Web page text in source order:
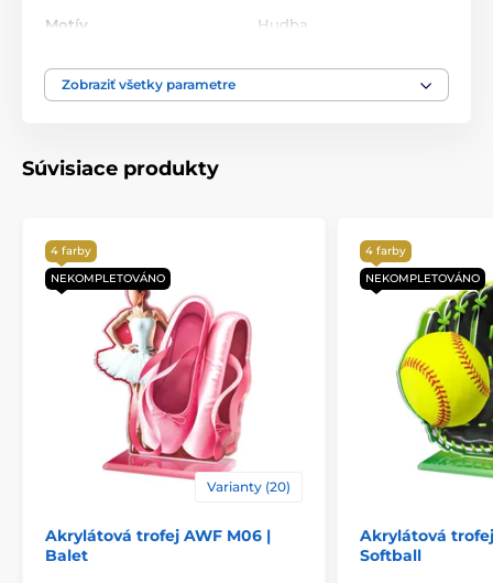
Motív Hudba
Produktový rad
Spôsob personalizácie
Zobraziť všetky parametre
Súvisiace produkty
4 farby
NEKOMPLETOVÁNO
Varianty (20)
Akrylátová trofej AWF M06 |
Balet
4 farby
NEKOMPLETOVÁNO
Akrylátová
Softball